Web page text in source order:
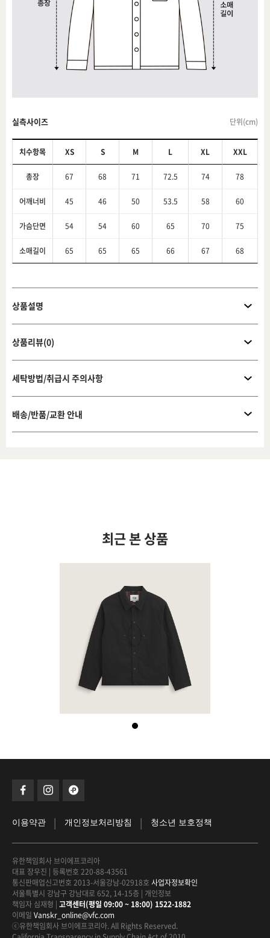
실측사이즈 단위(cm)
치수항목 XS S M L XL XXL
총장 67 68 71 72.5 74 78
어깨너비 45 46 50 53.5 58 60
가슴단면 54 54 60 65 70 75
소매길이 65 65 65 66 67 68
상품설명
상품리뷰(0)
세탁방법/취급시 주의사항
배송/반품/교환 안내
최근 본 상품
이용약관 | 개인정보처리방침 | 청소년 보호정책
유한책임회사 브이에프코리아
대표 장우진 | 등록번호 220-88-43561
통신판매업신고번호 2013-서울강남-02918호 사업자정보확인
서울특별시 강남구 강남대로 652, 14-15층 | 개인정보
책임자 심재형 | 고객센터(평일 09:00 ~ 18:00) 1522-1882
이메일 Vanskr_online@vfc.com
ⓒ유한책임회사 브이에프코리아. All Rights Reserved.